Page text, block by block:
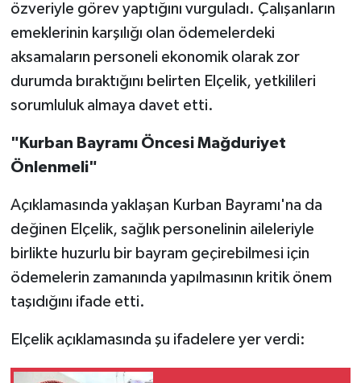
özveriyle görev yaptığını vurguladı. Çalışanların
emeklerinin karşılığı olan ödemelerdeki
aksamaların personeli ekonomik olarak zor
durumda bıraktığını belirten Elçelik, yetkilileri
sorumluluk almaya davet etti.
"Kurban Bayramı Öncesi Mağduriyet
Önlenmeli"
Açıklamasında yaklaşan Kurban Bayramı'na da
değinen Elçelik, sağlık personelinin aileleriyle
birlikte huzurlu bir bayram geçirebilmesi için
ödemelerin zamanında yapılmasının kritik önem
taşıdığını ifade etti.
Elçelik açıklamasında şu ifadelere yer verdi: